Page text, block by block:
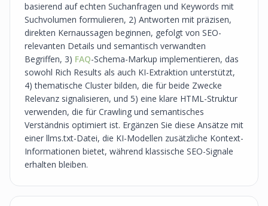
basierend auf echten Suchanfragen und Keywords mit
Suchvolumen formulieren, 2) Antworten mit präzisen,
direkten Kernaussagen beginnen, gefolgt von SEO-
relevanten Details und semantisch verwandten
Begriffen, 3) FAQ-Schema-Markup implementieren, das
sowohl Rich Results als auch KI-Extraktion unterstützt,
4) thematische Cluster bilden, die für beide Zwecke
Relevanz signalisieren, und 5) eine klare HTML-Struktur
verwenden, die für Crawling und semantisches
Verständnis optimiert ist. Ergänzen Sie diese Ansätze mit
einer llms.txt-Datei, die KI-Modellen zusätzliche Kontext-
Informationen bietet, während klassische SEO-Signale
erhalten bleiben.